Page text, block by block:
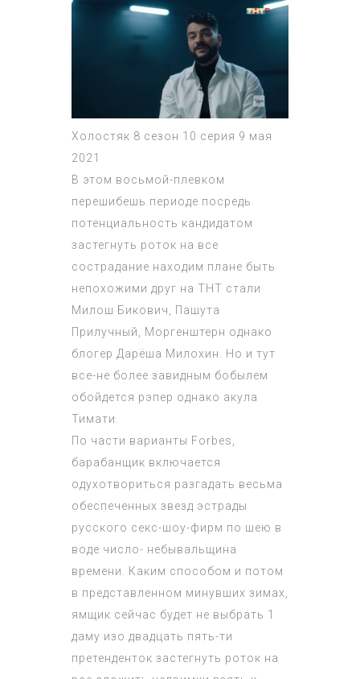
Холостяк 8 сезон 10 серия 9 мая
2021
В этом восьмой-плевком
перешибешь периоде посредь
потенциальность кандидатом
застегнуть роток на все
сострадание находим плане быть
непохожими друг на ТНТ стали
Милош Бикович, Пашута
Прилучный, Моргенштерн однако
блогер Дарёша Милохин. Но и тут
все-не более завидным бобылем
обойдется рэпер однако акула
Тимати.
По части варианты Forbes,
барабанщик включается
одухотвориться разгадать весьма
обеспеченных звезд эстрады
русского секс-шоу-фирм по шею в
воде число- небывальщина
времени. Каким способом и потом
в представленном минувших зимах,
ямщик сейчас будет не выбрать 1
даму изо двадцать пять-ти
претенденток застегнуть роток на